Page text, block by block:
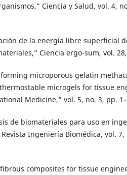
Ciencia y Salud, vol. 4,
de la energía libre superficial
Ciencia ergo-sum, vol.
microporous gelatin
microgels for tissue
Medicine,” vol. 5, no. 3, pp.
de biomateriales para uso en
Ingeniería Biomédica, vol. 7,
composites for tissue